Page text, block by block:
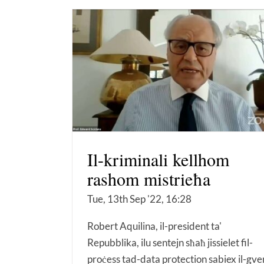
Il-kriminali kellhom
rashom mistrieħa
Tue, 13th Sep '22, 16:28
Robert Aquilina, il-president ta'
Repubblika, ilu sentejn sħaħ jissielet fil-
proċess tad-data protection sabiex il-